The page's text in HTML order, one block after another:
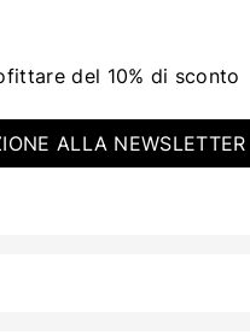
del 10% di sconto
ALLA NEWSLETTER